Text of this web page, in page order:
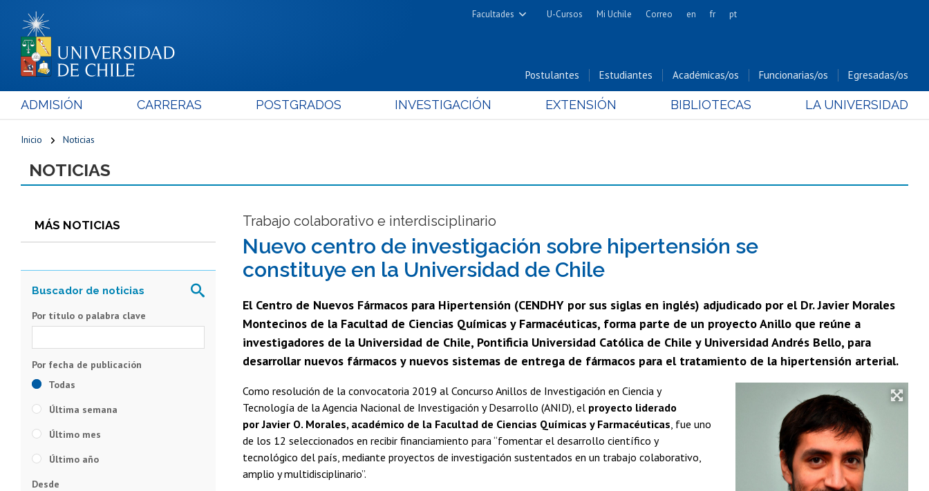
Facultades
Cs. Físicas y Matemáticas
Cs. Forestales y Conservación
Cs. Químicas y Farmacéuticas
Cs. Sociales
Estudios Avanzados en Educación
Nutrición y Tecnología de
Alimentos
Bachillerato
U-Cursos Mi Uchile Correo en fr pt
Postulantes Estudiantes Académicas/os Funcionarias/os Egresadas/os
ADMISIÓN CARRERAS POSTGRADOS INVESTIGACIÓN EXTENSIÓN BIBLIOTECAS LA UNIVERSIDAD
Inicio Noticias
NOTICIAS
MÁS NOTICIAS Trabajo colaborativo e interdisciplinario
Nuevo centro de investigación sobre hipertensión se
constituye en la Universidad de Chile
El Centro de Nuevos Fármacos para Hipertensión (CENDHY por sus siglas en inglés) adjudicado por el Dr. Javier Morales
Montecinos de la Facultad de Ciencias Químicas y Farmacéuticas, forma parte de un proyecto Anillo que reúne a
investigadores de la Universidad de Chile, Pontificia Universidad Católica de Chile y Universidad Andrés Bello, para
desarrollar nuevos fármacos y nuevos sistemas de entrega de fármacos para el tratamiento de la hipertensión arterial.
Como resolución de la convocatoria 2019 al Concurso Anillos de Investigación en Ciencia y
Tecnología de la Agencia Nacional de Investigación y Desarrollo (ANID), el proyecto liderado
por Javier O. Morales, académico de la Facultad de Ciencias Químicas y Farmacéuticas , fue uno
de los 12 seleccionados en recibir financiamiento para “fomentar el desarrollo científico y
tecnológico del país, mediante proyectos de investigación sustentados en un trabajo colaborativo,
amplio y multidisciplinario”.
Por título o palabra clave
Todas
Última semana
Último mes
Último año
Desde